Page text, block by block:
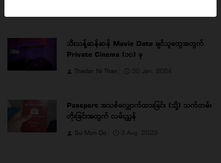
သီးသန့်ဆန်ဆန် Movie Date ချင်သူတွေအတွက်
Private Cinema (၁၀) ခု
Thadar Ni Than 30 Jan, 2024
Passport အသစ်လျှောက်ထားခြင်း (သို့) သက်တမ်း
တိုးခြင်းအတွက် လမ်းညွှန်
Su Mon Oo 3 Aug, 2023